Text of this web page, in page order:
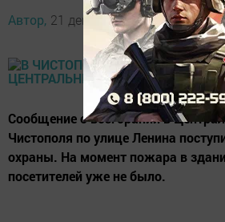
Автор, 21 декабря 2016 - 06:26
Сообщение о возгорании в
Чистополя по улице Ленина
охраны. На момент пожара в
посетителей уже не было.